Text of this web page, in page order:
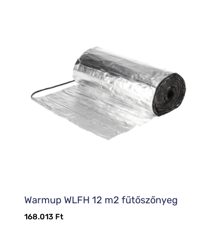
Warmup WLFH 12 m2 fűtőszőnyeg
168.013 Ft